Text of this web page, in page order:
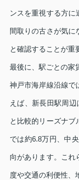
ンスを重視する方
間取りの古さが気に
と確認することが重
最後に、駅ごとの家
神戸市海岸線沿線で
えば、新長田駅周
と比較的リーズナブ
では約6.8万円、中
向があります。これ
度や交通の利便性、